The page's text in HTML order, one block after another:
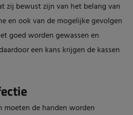
zij bewust zijn van het belang van
en ook van de mogelijke gevolgen
goed worden gewassen en
een kans krijgen de kassen
moeten de handen worden